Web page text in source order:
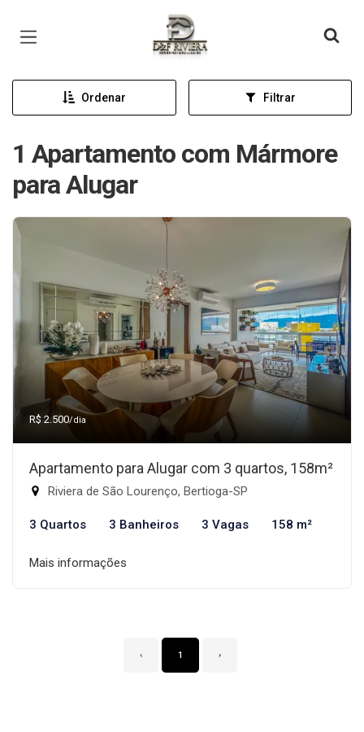
Página inicial
Ordenar Filtrar
1 Apartamento com Mármore
para Alugar
R$ 2.500/dia
Apartamento para Alugar com 3 quartos, 158m²
Riviera de São Lourenço, Bertioga-SP
3 Quartos 3 Banheiros 3 Vagas 158 m²
Mais informações
‹ 1 ›